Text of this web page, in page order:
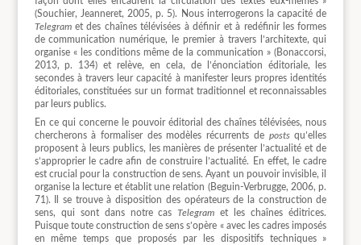
(Souchier, Jeanneret, 2005, p. 5). Nous interrogerons la capacité de
Telegramet des chaînes télévisées à définir et à redéfinir les formes
de communication numérique, le premier à travers l’architexte, qui
organise « les conditions même de la communication » (Bonaccorsi,
2013, p. 134) et relève, en cela, de l’énonciation éditoriale, les
secondes à travers leur capacité à manifester leurs propres identités
éditoriales, constituées sur un format traditionnel et reconnaissables
par leurs publics.
En ce qui concerne le pouvoir éditorial des chaînes télévisées, nous
chercherons à formaliser des modèles récurrents de postsqu’elles
proposent à leurs publics, les manières de présenter l’actualité et de
s’approprier le cadre afin de construire l’actualité. En effet, le cadre
est crucial pour la construction de sens. Ayant un pouvoir invisible, il
organise la lecture et établit une relation (Beguin-Verbrugge, 2006, p.
71). Il se trouve à disposition des opérateurs de la construction de
sens, qui sont dans notre casTelegram et les chaînes éditrices.
Puisque toute construction de sens s’opère « avec les cadres imposés
en même temps que proposés par les dispositifs techniques »